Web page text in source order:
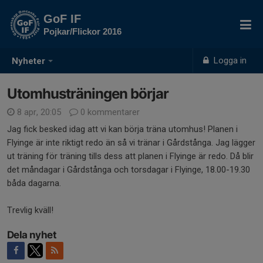
Nyheter Logga in
GoF IF
Pojkar/Flickor 2016
Utomhusträningen börjar
8 apr, 20:05
0 kommentarer
Jag fick besked idag att vi kan börja träna utomhus! Planen i
Flyinge är inte riktigt redo än så vi tränar i Gårdstånga. Jag lägger
ut träning för träning tills dess att planen i Flyinge är redo. Då blir
det måndagar i Gårdstånga och torsdagar i Flyinge, 18.00-19.30
båda dagarna.
Trevlig kväll!
Dela nyhet